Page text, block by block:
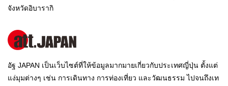
จังหวัดอิบารากิ
อัฐ JAPAN เป็นเว็บไซต์ที่ให้ข้อมูลมากมายเกี่ยวกับประเทศญี่ปุ่น ตั้งแต่
แง่มุมต่างๆ เช่น การเดินทาง การท่องเที่ยว และวัฒนธรรม ไปจนถึงเท